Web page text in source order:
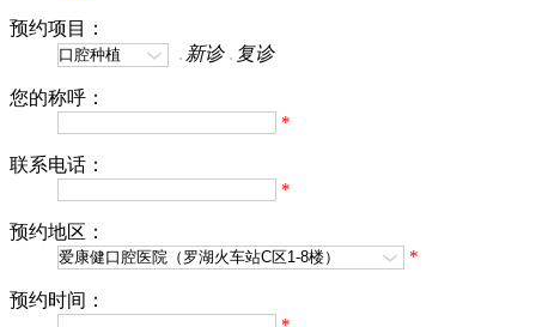
预约项目：
新诊
复诊
您的称呼：
*
联系电话：
*
预约地区：
*
预约时间：